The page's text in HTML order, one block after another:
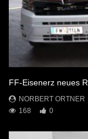
FF-Eisenerz neues
NORBERT ORTNER
168
0